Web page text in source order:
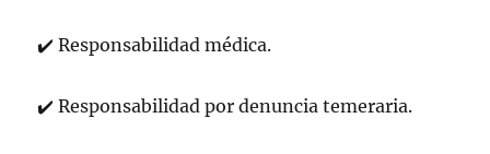
✔ ️Responsabilidad médica.
✔ ️Responsabilidad por denuncia temeraria.